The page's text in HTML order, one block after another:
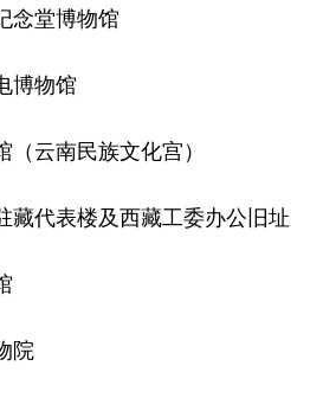
堂博物馆
物馆
云南民族文化宫）
代表楼及西藏工委办公旧址
院